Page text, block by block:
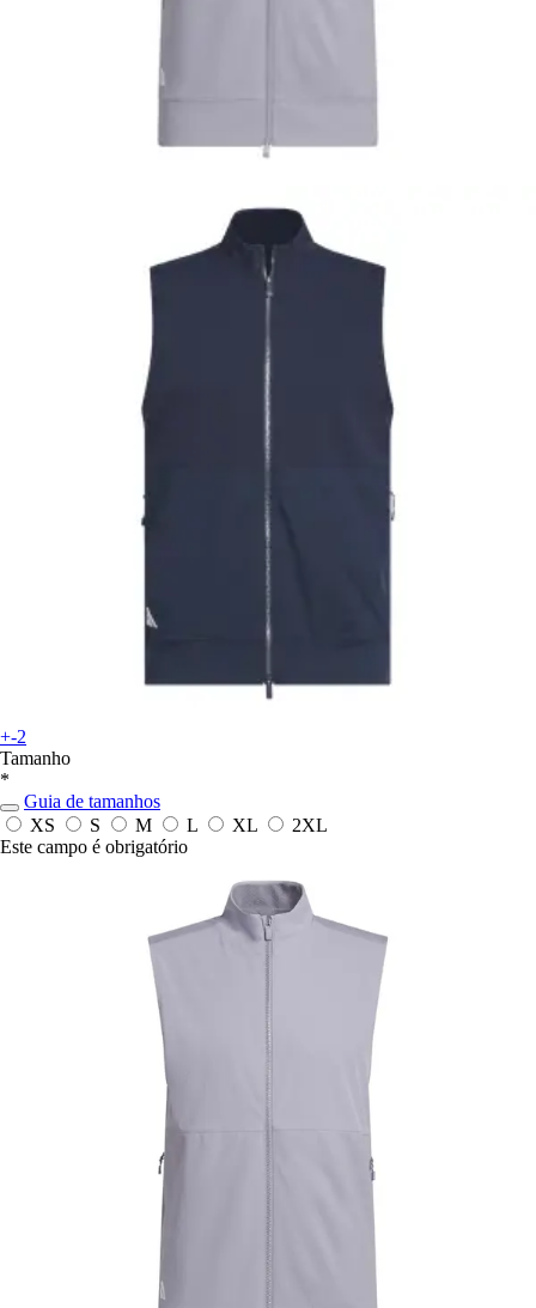
+-2
Tamanho
*
Guia de tamanhos
XS
S M L XL
2XL
Este campo é obrigatório